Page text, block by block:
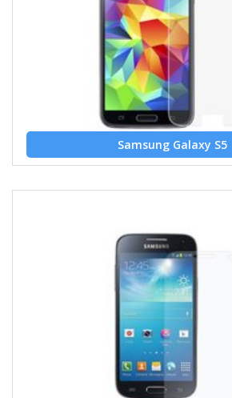
Samsung Galaxy S5